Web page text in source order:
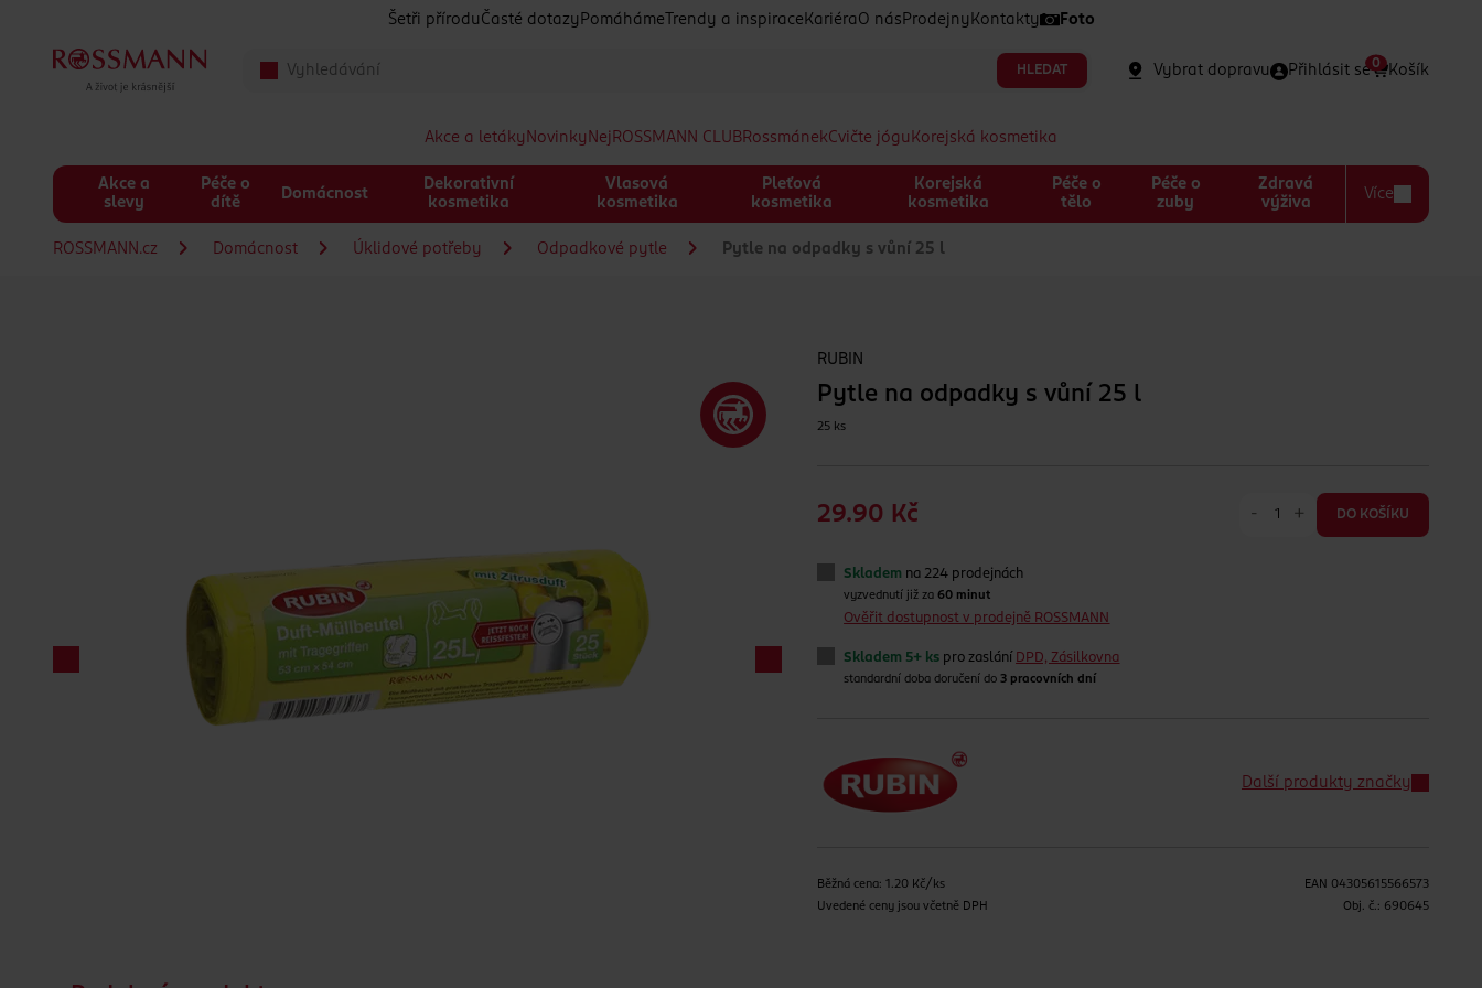
Šetři přírodu Časté dotazy Pomáháme Trendy a inspirace Kariéra O nás Prodejny Kontakty Foto
HLEDAT Vybrat dopravu Přihlásit se Košík
0
Akce a letáky Novinky Nej ROSSMANN CLUBRossmánekCvičte jógu Korejská kosmetika
Akce a
slevy
Péče o
dítě
Domácnost
Dekorativní
kosmetika
Vlasová
kosmetika
Pleťová
kosmetika
Korejská
kosmetika
Péče o
tělo
Péče o
zuby
Zdravá
výživa
Více
ROSSMANN.cz Domácnost Úklidové potřeby Odpadkové pytle Pytle na odpadky s vůní 25 l
RUBIN
Pytle na odpadky s vůní 25 l
25 ks
29.90 Kč - + DO KOŠÍKU
Skladem na 224 prodejnách
vyzvednutí již za60 minut
Ověřit dostupnost v prodejně ROSSMANN
Skladem 5+ ks pro zaslání DPD, Zásilkovna
standardní doba doručení do 3 pracovních dní
Další produkty značky
Běžná cena: 1.20 Kč/ks
Uvedené ceny jsou včetně DPH
EAN 04305615566573
Obj. č.: 690645